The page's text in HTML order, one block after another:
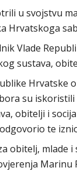
u svojstvu
Hrvatskoga
Vlade
sustava,
su
obitelji i
te
obitelj, mlade